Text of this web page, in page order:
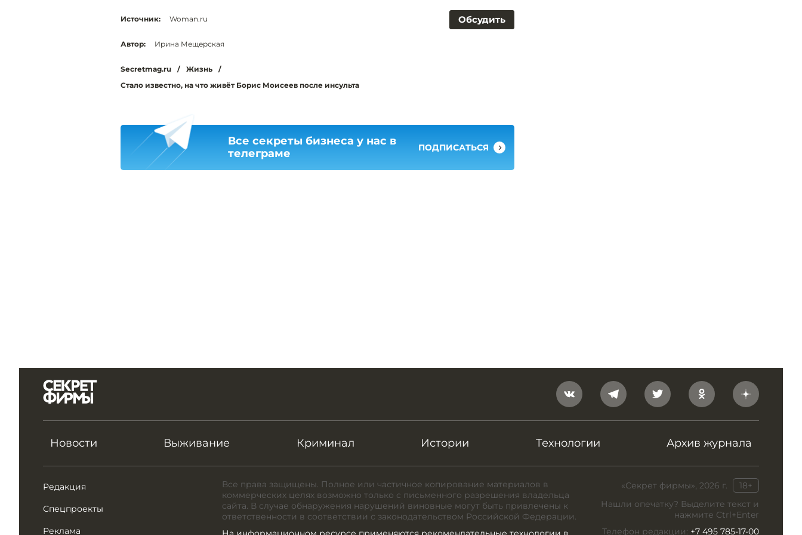
Обсудить
Источник: Woman.ru
Автор: Ирина Мещерская
Secretmag.ru / Жизнь
/
Стало известно, на что живёт Борис Моисеев после инсульта
Все секреты бизнеса у нас в
телеграме
ПОДПИСАТЬСЯ
Новости Выживание Криминал Истории Технологии Архив журнала
Редакция
Спецпроекты
Реклама
«Секрет фирмы», 2026 г.
18+
Нашли опечатку? Выделите текст и
нажмите Ctrl+Enter
Телефон редакции: +7 495 785-17-00
Все права защищены. Полное или частичное копирование материалов в
коммерческих целях возможно только с письменного разрешения владельца
сайта. В случае обнаружения нарушений виновные могут быть привлечены к
ответственности в соответствии с законодательством Российской Федерации.